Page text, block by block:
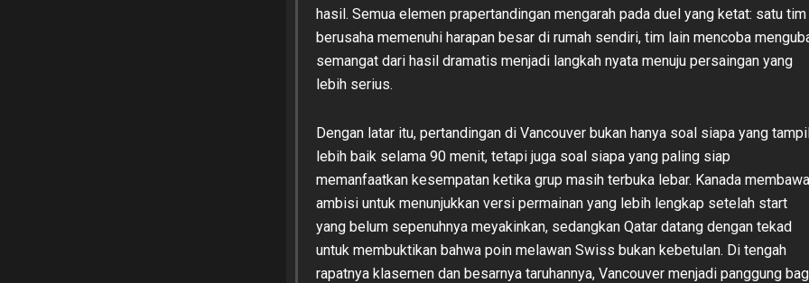
hasil. Semua elemen prapertandingan mengarah pada duel yang ketat: satu tim
berusaha memenuhi harapan besar di rumah sendiri, tim lain mencoba
semangat dari hasil dramatis menjadi langkah nyata menuju persaingan yang
lebih serius.
Dengan latar itu, pertandingan di Vancouver bukan hanya soal siapa yang
lebih baik selama 90 menit, tetapi juga soal siapa yang paling siap
memanfaatkan kesempatan ketika grup masih terbuka lebar. Kanada membawa
ambisi untuk menunjukkan versi permainan yang lebih lengkap setelah start
yang belum sepenuhnya meyakinkan, sedangkan Qatar datang dengan tekad
untuk membuktikan bahwa poin melawan Swiss bukan kebetulan. Di tengah
rapatnya klasemen dan besarnya taruhannya, Vancouver menjadi panggung